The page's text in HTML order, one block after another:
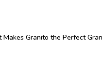
Granito the Perfect